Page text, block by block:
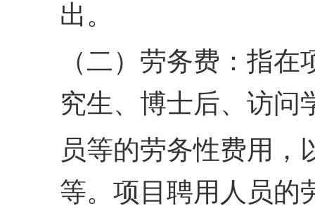
出。
（二）劳务费：指
究生、博士后、访问
员等的劳务性费用，
等。 项目聘用人员的